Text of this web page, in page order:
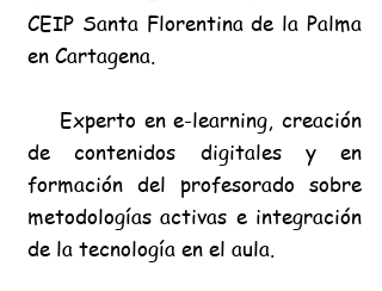
CEIP Santa Florentina de la Palma
en Cartagena.
Experto en e-learning, creación
de contenidos digitales y en
formación del profesorado sobre
metodologías activas e integración
de la tecnología en el aula.